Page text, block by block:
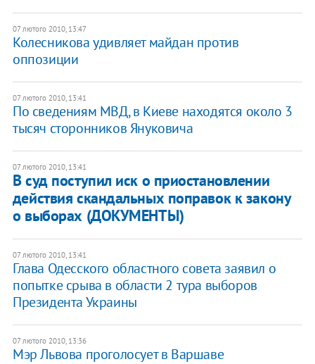
07 лютого 2010, 13:47
Колесникова удивляет майдан против
оппозиции
07 лютого 2010, 13:41
По сведениям МВД, в Киеве находятся около 3
тысяч сторонников Януковича
07 лютого 2010, 13:41
В суд поступил иск о приостановлении
действия скандальных поправок к закону
о выборах (ДОКУМЕНТЫ)
07 лютого 2010, 13:41
Глава Одесского областного совета заявил о
попытке срыва в области 2 тура выборов
Президента Украины
07 лютого 2010, 13:36
Мэр Львова проголосует в Варшаве